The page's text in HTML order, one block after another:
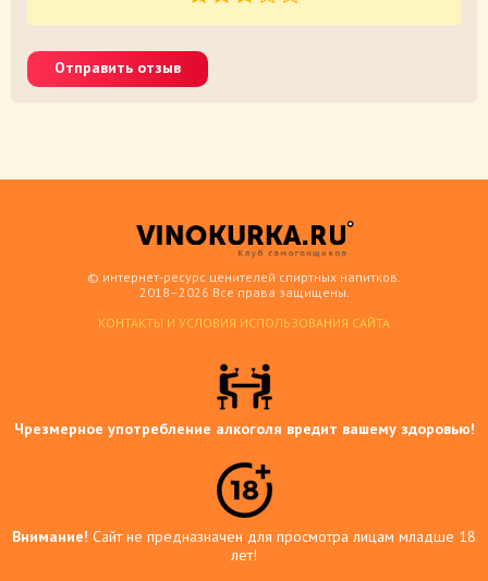
Отправить отзыв
© интернет-ресурс ценителей спиртных напитков.
2018–2026 Все права защищены.
КОНТАКТЫ И УСЛОВИЯ ИСПОЛЬЗОВАНИЯ САЙТА
Чрезмерное употребление алкоголя вредит вашему здоровью!
Внимание! Сайт не предназначен для просмотра лицам младше 18
лет!